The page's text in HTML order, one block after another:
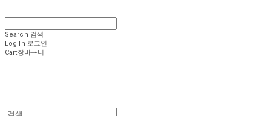
Search 검색
Log In 로그인
Cart장바구니